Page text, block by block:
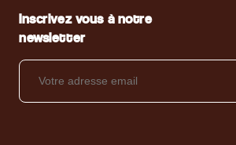
Inscrivez vous à notre
newsletter